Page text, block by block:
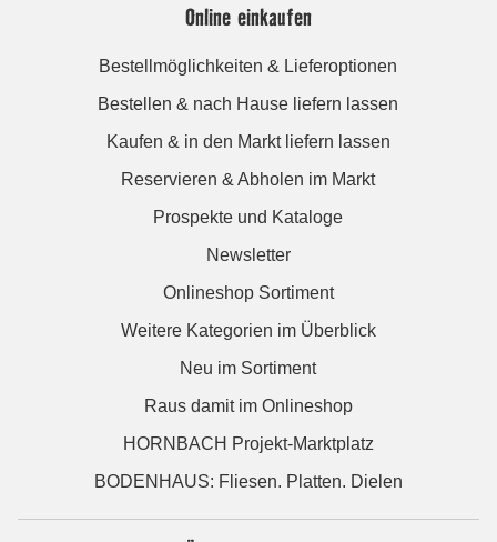
Online einkaufen
Bestellmöglichkeiten & Lieferoptionen
Bestellen & nach Hause liefern lassen
Kaufen & in den Markt liefern lassen
Reservieren & Abholen im Markt
Prospekte und Kataloge
Newsletter
Onlineshop Sortiment
Weitere Kategorien im Überblick
Neu im Sortiment
Raus damit im Onlineshop
HORNBACH Projekt-Marktplatz
BODENHAUS: Fliesen. Platten. Dielen